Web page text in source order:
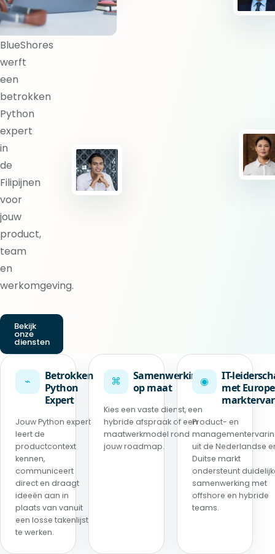
expert?
BlueShores
werft
een
betrokken
Python
expert
in
de
Filipijnen
voor
jouw
product,
team
en
werkomgeving.
Bekijk
onze
diensten
⌁
Betrokken
Python
Expert
Jouw Python expert
leert de
productcontext
kennen,
communiceert
direct en draagt
ideeën aan in
plaats van vanuit
een losse takenlijst
te werken.
⌘
Samenwerking
op maat
Kies een vaste dienst, een
hybride afspraak of een
maatwerkmodel rond
jouw roadmap.
◉
IT-
met
Product- en
uit de Nederlandse
Duitse markt
ondersteunt
samenwerking met
offshore en hybride
teams.